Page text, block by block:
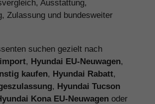
Ausstattung,
Zulassung und bundesweiter
suchen gezielt nach
, Hyundai EU-Neuwagen,
kaufen, Hyundai Rabatt,
, Hyundai Tucson
Kona EU-Neuwagen oder